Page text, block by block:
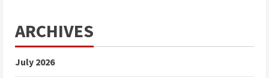
ARCHIVES
July 2026